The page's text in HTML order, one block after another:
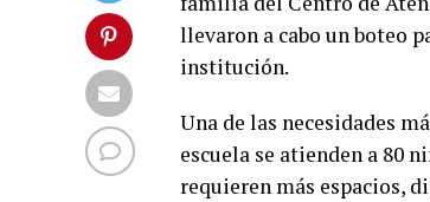
llevaron a cabo un boteo
institución.
Una de las necesidades
escuela se atienden a 80
requieren más espacios,